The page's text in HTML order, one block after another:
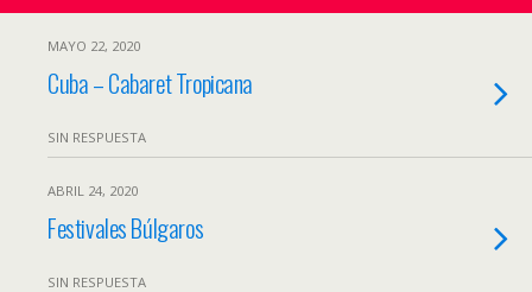
MAYO 22, 2020
Cuba – Cabaret Tropicana
SIN RESPUESTA
ABRIL 24, 2020
Festivales Búlgaros
SIN RESPUESTA